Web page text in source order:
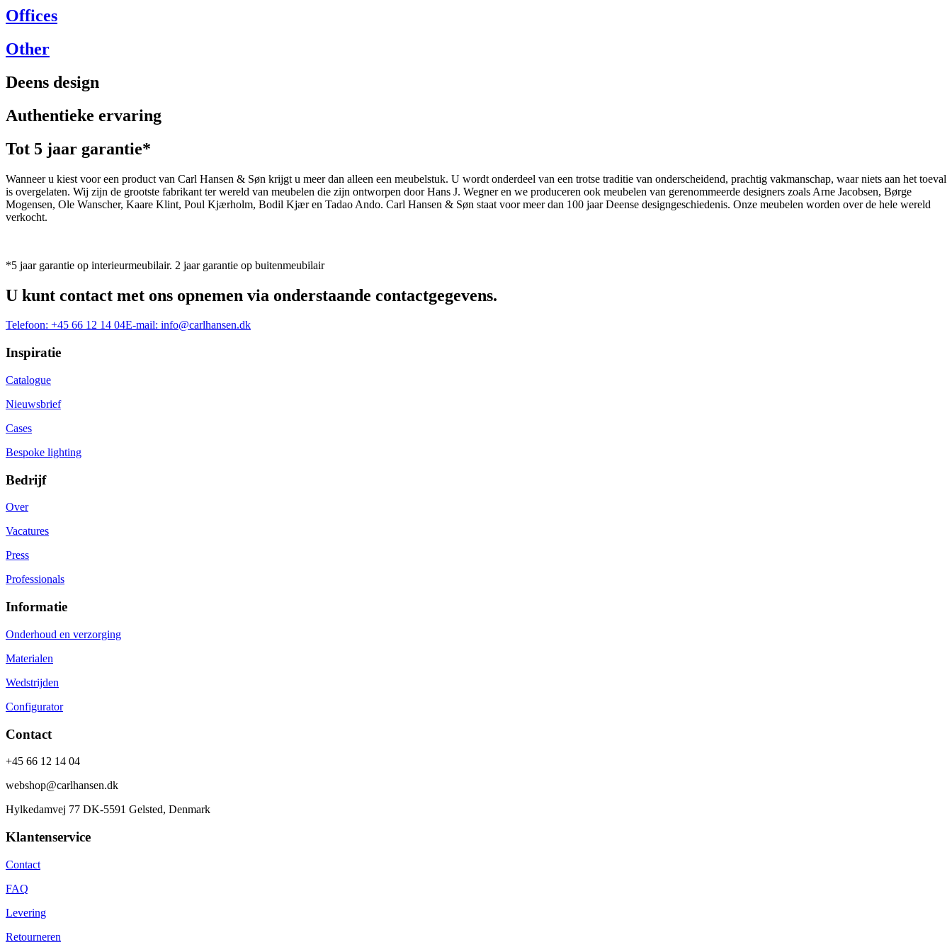
Offices
Other
Deens design
Authentieke ervaring
Tot 5 jaar garantie*
Wanneer u kiest voor een product van Carl Hansen & Søn krijgt u meer dan alleen een meubelstuk. U wordt onderdeel van een trotse traditie van onderscheidend, prachtig vakmanschap, waar niets aan het toeval
is overgelaten. Wij zijn de grootste fabrikant ter wereld van meubelen die zijn ontworpen door Hans J. Wegner en we produceren ook meubelen van gerenommeerde designers zoals Arne Jacobsen, Børge
Mogensen, Ole Wanscher, Kaare Klint, Poul Kjærholm, Bodil Kjær en Tadao Ando. Carl Hansen & Søn staat voor meer dan 100 jaar Deense designgeschiedenis. Onze meubelen worden over de hele wereld
verkocht.
*5 jaar garantie op interieurmeubilair. 2 jaar garantie op buitenmeubilair
U kunt contact met ons opnemen via onderstaande contactgegevens.
Telefoon: +45 66 12 14 04E-mail: info@carlhansen.dk
Inspiratie
Catalogue
Nieuwsbrief
Cases
Bespoke lighting
Bedrijf
Over
Vacatures
Press
Professionals
Informatie
Onderhoud en verzorging
Materialen
Wedstrijden
Configurator
Contact
+45 66 12 14 04
webshop@carlhansen.dk
Hylkedamvej 77 DK-5591 Gelsted, Denmark
Klantenservice
Contact
FAQ
Levering
Retourneren